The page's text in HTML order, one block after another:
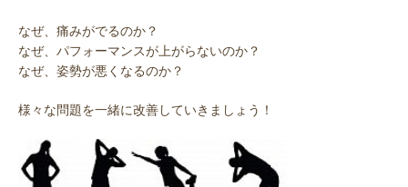
なぜ、痛みがでるのか？
なぜ、パフォーマンスが上がらないのか？
なぜ、姿勢が悪くなるのか？
様々な問題を一緒に改善していきましょう！